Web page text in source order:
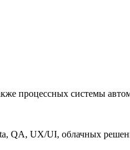
процессных системы
QA, UX/UI, облачных